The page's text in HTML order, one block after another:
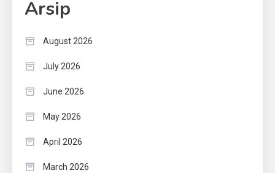
Arsip
August 2026
July 2026
June 2026
May 2026
April 2026
March 2026